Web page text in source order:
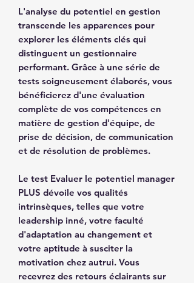
L'analyse du potentiel en gestion
transcende les apparences pour
explorer les éléments clés qui
distinguent un gestionnaire
performant. Grâce à une série de
tests soigneusement élaborés, vous
bénéficierez d'une évaluation
complète de vos compétences en
matière de gestion d'équipe, de
prise de décision, de communication
et de résolution de problèmes.
Le test Evaluer le potentiel manager
PLUS dévoile vos qualités
intrinsèques, telles que votre
leadership inné, votre faculté
d'adaptation au changement et
votre aptitude à susciter la
motivation chez autrui. Vous
recevrez des retours éclairants sur